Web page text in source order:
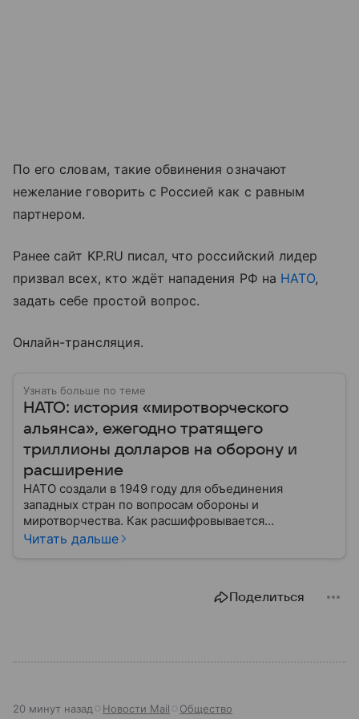
По его словам, такие обвинения означают
нежелание говорить с Россией как с равным
партнером.
Ранее сайт KP.RU писал, что российский лидер
призвал всех, кто ждёт нападения РФ на НАТО,
задать себе простой вопрос.
Онлайн-трансляция.
Узнать больше по теме
НАТО: история «миротворческого
альянса», ежегодно тратящего
триллионы долларов на оборону и
расширение
НАТО создали в 1949 году для объединения
западных стран по вопросам обороны и
миротворчества. Как расшифровывается
аббревиатура, для чего задумывали группировку и к
Читать дальше
Поделиться
20 минут назад Новости Mail Общество